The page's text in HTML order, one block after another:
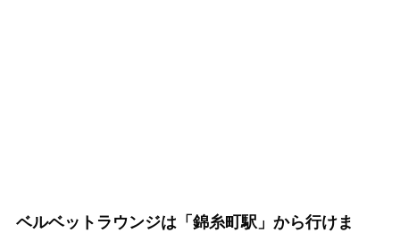
ベルベットラウンジは「錦糸町駅」から行けま